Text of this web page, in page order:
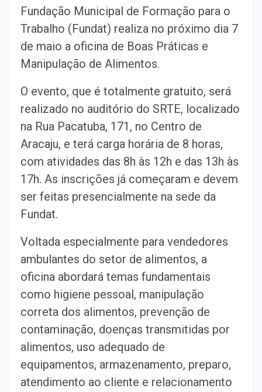
Fundação Municipal de Formação para o
Trabalho (Fundat) realiza no próximo dia 7
de maio a oficina de Boas Práticas e
Manipulação de Alimentos.
O evento, que é totalmente gratuito, será
realizado no auditório do SRTE, localizado
na Rua Pacatuba, 171, no Centro de
Aracaju, e terá carga horária de 8 horas,
com atividades das 8h às 12h e das 13h às
17h. As inscrições já começaram e devem
ser feitas presencialmente na sede da
Fundat.
Voltada especialmente para vendedores
ambulantes do setor de alimentos, a
oficina abordará temas fundamentais
como higiene pessoal, manipulação
correta dos alimentos, prevenção de
contaminação, doenças transmitidas por
alimentos, uso adequado de
equipamentos, armazenamento, preparo,
atendimento ao cliente e relacionamento